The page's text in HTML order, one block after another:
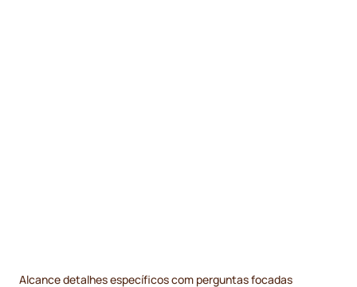
Alcance detalhes específicos com perguntas focadas